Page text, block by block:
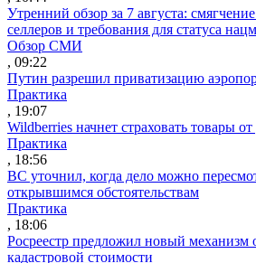
Утренний обзор за 7 августа:
селлеров и требования для статуса
Обзор СМИ
, 09:22
Путин разрешил приватизацию
Практика
, 19:07
Wildberries начнет страховать товары
Практика
, 18:56
ВС уточнил, когда дело можно
открывшимся обстоятельствам
Практика
, 18:06
Росреестр предложил новый механизм
кадастровой стоимости